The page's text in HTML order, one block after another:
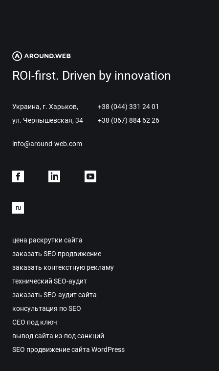
ROI-first. Driven by innovation
Украина, г. Харьков,
ул. Чернышевская, 34
+38 (044) 331 24 01
+38 (067) 884 62 26
info@around-web.com
Facebook
ru
цена раскрутки сайта
заказать SEO продвижение
заказать контекстную рекламу
технический SEO-аудит
заказать SEO-аудит сайта
консультация по SEO
СЕО под ключ
вывод сайта из-под санкций
SEO продвижение сайта WordPress